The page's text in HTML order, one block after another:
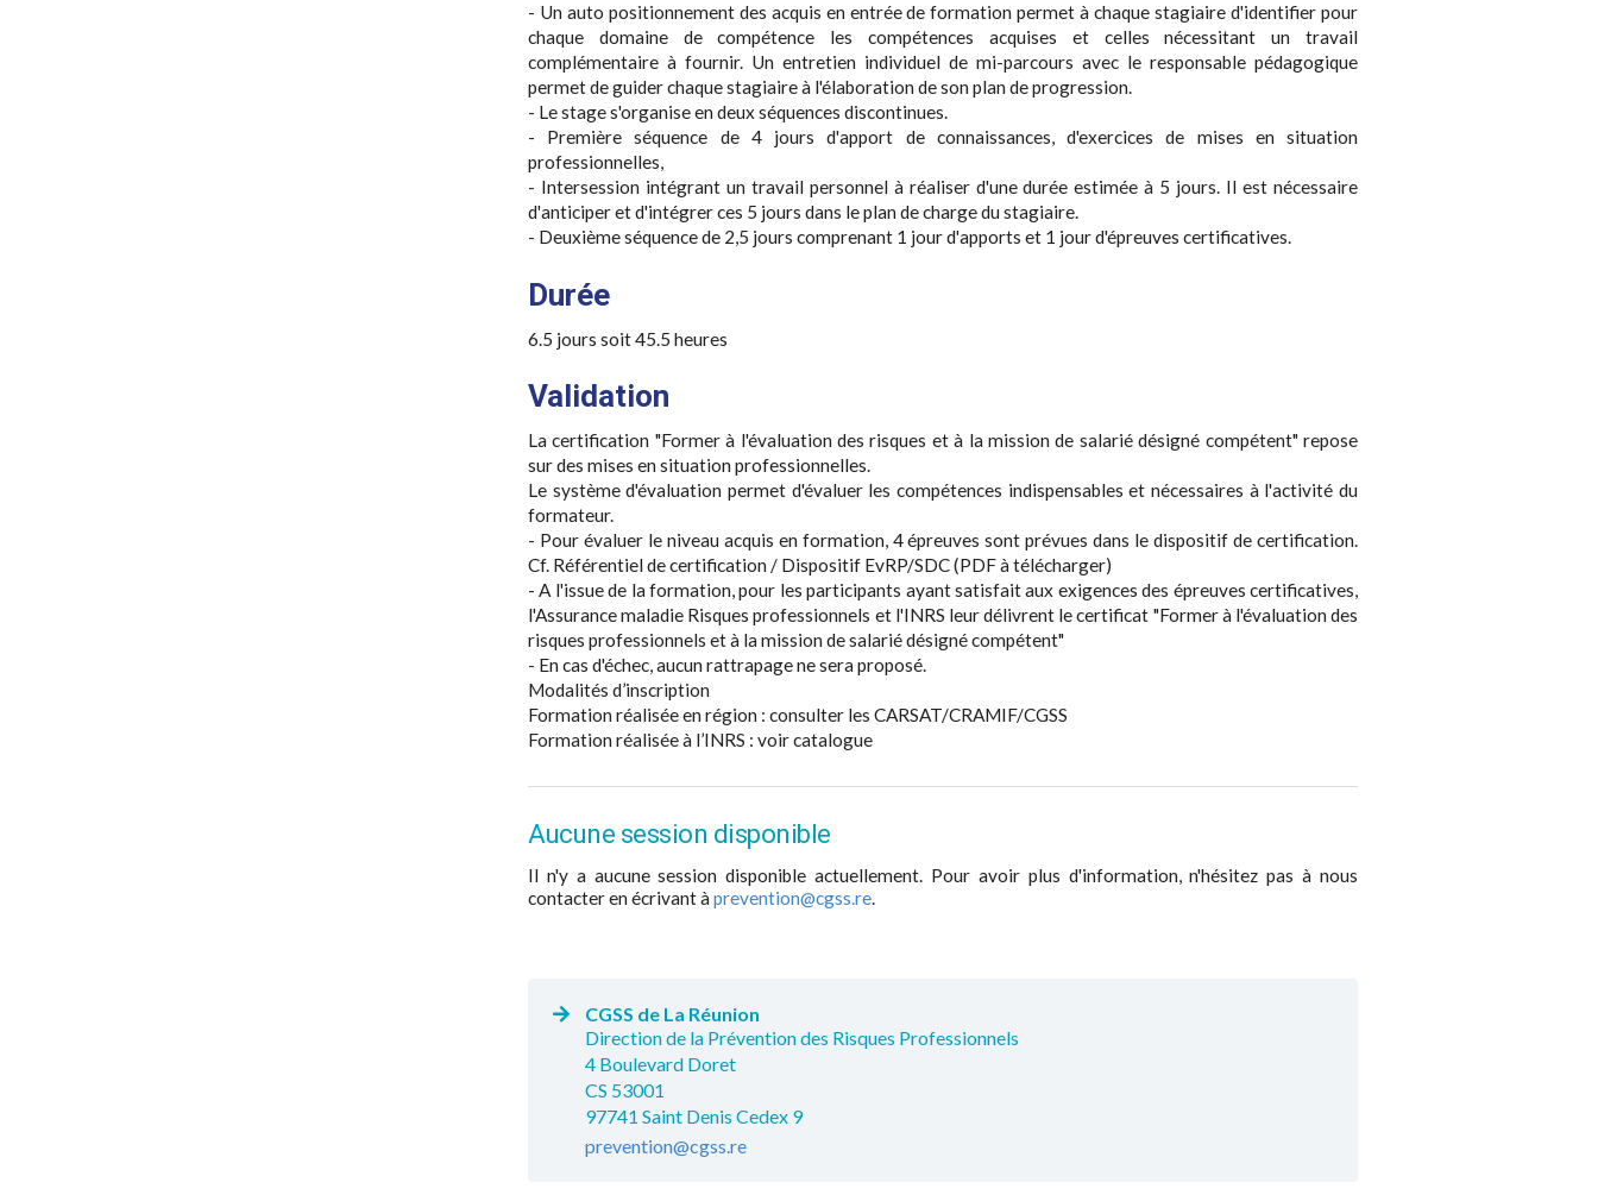
- Un auto positionnement des acquis en entrée de formation permet à chaque stagiaire d'identifier pour
chaque domaine de compétence les compétences acquises et celles nécessitant un travail
complémentaire à fournir. Un entretien individuel de mi-parcours avec le responsable pédagogique
permet de guider chaque stagiaire à l'élaboration de son plan de progression.
- Le stage s'organise en deux séquences discontinues.
- Première séquence de 4 jours d'apport de connaissances, d'exercices de mises en situation
professionnelles,
- Intersession intégrant un travail personnel à réaliser d'une durée estimée à 5 jours. Il est nécessaire
d'anticiper et d'intégrer ces 5 jours dans le plan de charge du stagiaire.
- Deuxième séquence de 2,5 jours comprenant 1 jour d'apports et 1 jour d'épreuves certificatives.
Durée
6.5 jours soit 45.5 heures
Validation
La certification "Former à l'évaluation des risques et à la mission de salarié désigné compétent" repose
sur des mises en situation professionnelles.
Le système d'évaluation permet d'évaluer les compétences indispensables et nécessaires à l'activité du
formateur.
- Pour évaluer le niveau acquis en formation, 4 épreuves sont prévues dans le dispositif de certification.
Cf. Référentiel de certification / Dispositif EvRP/SDC (PDF à télécharger)
- A l'issue de la formation, pour les participants ayant satisfait aux exigences des épreuves certificatives,
l'Assurance maladie Risques professionnels et l'INRS leur délivrent le certificat "Former à l'évaluation des
risques professionnels et à la mission de salarié désigné compétent"
- En cas d'échec, aucun rattrapage ne sera proposé.
Modalités d’inscription
Formation réalisée en région : consulter les CARSAT/CRAMIF/CGSS
Formation réalisée à l’INRS : voir catalogue
Aucune session disponible
Il n'y a aucune session disponible actuellement. Pour avoir plus d'information, n'hésitez pas à nous
contacter en écrivant àprevention@cgss.re.
CGSS de La Réunion
Direction de la Prévention des Risques Professionnels
4 Boulevard Doret
CS 53001
97741 Saint Denis Cedex 9
prevention@cgss.re